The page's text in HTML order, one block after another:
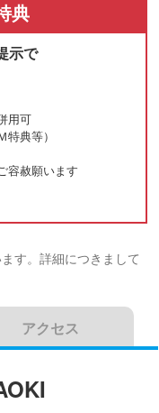
典
示で
用可
典等）
容赦願います
す。詳細につきまして
アクセス